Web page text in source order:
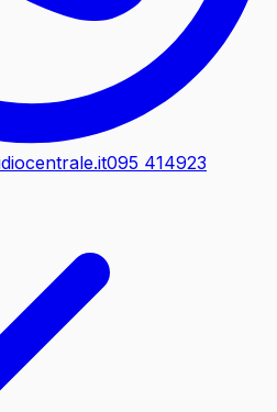
095 414923